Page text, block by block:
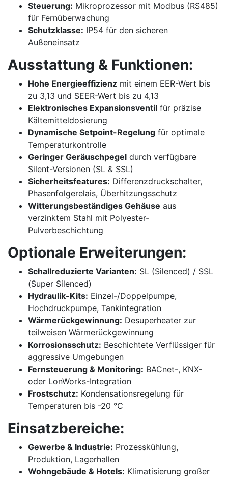
Steuerung: Mikroprozessor mit Modbus (RS485)
für Fernüberwachung
Schutzklasse: IP54 für den sicheren
Außeneinsatz
Ausstattung & Funktionen:
Hohe Energieeffizienz mit einem EER-Wert bis
zu 3,13 und SEER-Wert bis zu 4,13
Elektronisches Expansionsventil für präzise
Kältemitteldosierung
Dynamische Setpoint-Regelung für optimale
Temperaturkontrolle
Geringer Geräuschpegel durch verfügbare
Silent-Versionen (SL & SSL)
Sicherheitsfeatures: Differenzdruckschalter,
Phasenfolgerelais, Überhitzungsschutz
Witterungsbeständiges Gehäuse aus
verzinktem Stahl mit Polyester-
Pulverbeschichtung
Optionale Erweiterungen:
Schallreduzierte Varianten: SL (Silenced) / SSL
(Super Silenced)
Hydraulik-Kits: Einzel-/Doppelpumpe,
Hochdruckpumpe, Tankintegration
Wärmerückgewinnung: Desuperheater zur
teilweisen Wärmerückgewinnung
Korrosionsschutz: Beschichtete Verflüssiger für
aggressive Umgebungen
Fernsteuerung & Monitoring: BACnet-, KNX-
oder LonWorks-Integration
Frostschutz: Kondensationsregelung für
Temperaturen bis -20 °C
Einsatzbereiche:
Gewerbe & Industrie: Prozesskühlung,
Produktion, Lagerhallen
Wohngebäude & Hotels: Klimatisierung großer